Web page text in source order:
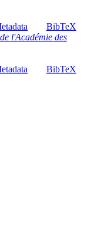
BibTeX
l'Académie des
BibTeX